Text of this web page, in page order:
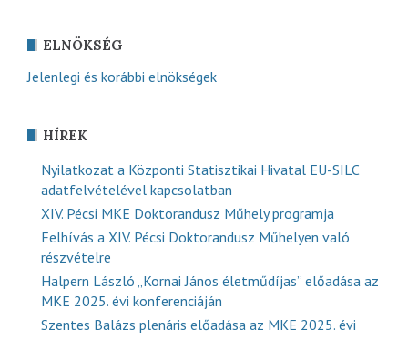
ELNÖKSÉG
Jelenlegi és korábbi elnökségek
HÍREK
Nyilatkozat a Központi Statisztikai Hivatal EU-SILC
adatfelvételével kapcsolatban
XIV. Pécsi MKE Doktorandusz Műhely programja
Felhívás a XIV. Pécsi Doktorandusz Műhelyen való
részvételre
Halpern László „Kornai János életműdíjas” előadása az
MKE 2025. évi konferenciáján
Szentes Balázs plenáris előadása az MKE 2025. évi